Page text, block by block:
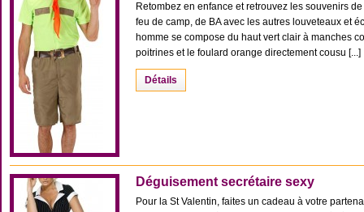
Retombez en enfance et retrouvez les souvenirs
feu de camp, de BA avec les autres louveteaux et
homme se compose du haut vert clair à manches
poitrines et le foulard orange directement cousu [...]
Détails
Déguisement secrétaire sexy
Pour la St Valentin, faites un cadeau à votre